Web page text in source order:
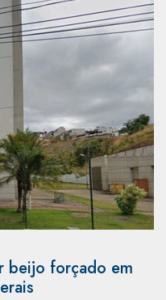
beijo forçado em